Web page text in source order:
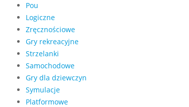
Pou
Logiczne
Zręcznościowe
Gry rekreacyjne
Strzelanki
Samochodowe
Gry dla dziewczyn
Symulacje
Platformowe